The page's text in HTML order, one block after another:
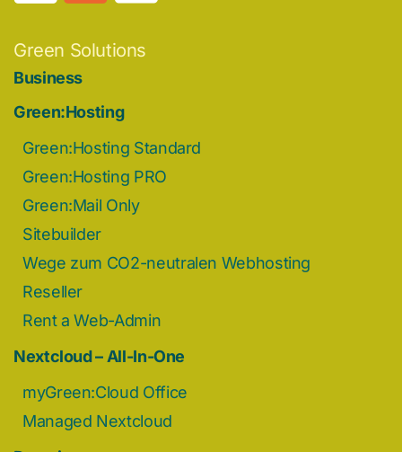
Green Solutions
Business
Green:Hosting
Green:Hosting Standard
Green:Hosting PRO
Green:Mail Only
Sitebuilder
Wege zum CO2-neutralen Webhosting
Reseller
Rent a Web-Admin
Nextcloud – All-In-One
myGreen:Cloud Office
Managed Nextcloud